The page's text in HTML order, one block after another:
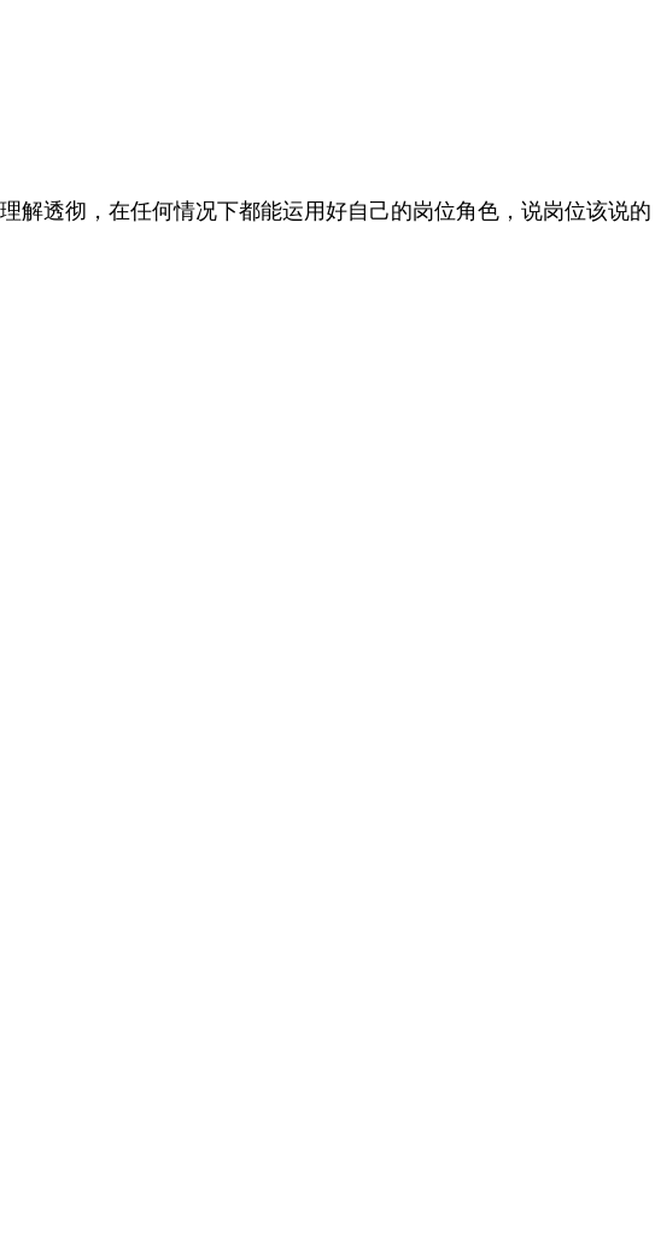
解透彻，在任何情况下都能运用好自己的岗位角色，说岗位该说的